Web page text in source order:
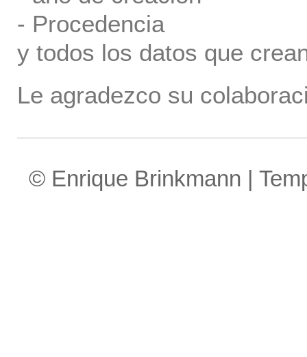
- Procedencia
y todos los datos que
Le agradezco su
© Enrique Brinkmann |